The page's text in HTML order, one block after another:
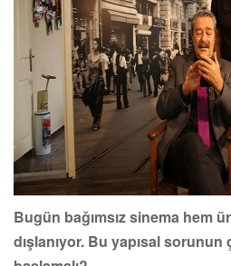
Bugün bağımsız sinema hem
dışlanıyor. Bu yapısal